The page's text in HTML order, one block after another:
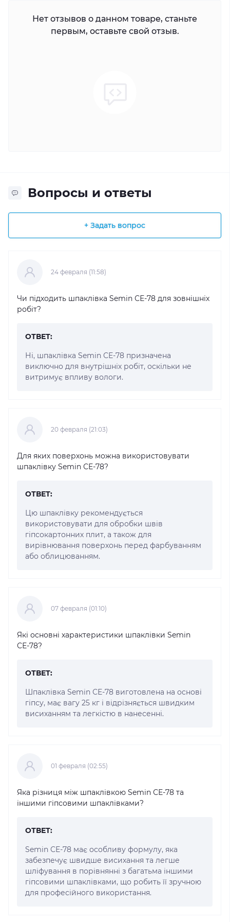
Нет отзывов о данном товаре, станьте
первым, оставьте свой отзыв.
Вопросы и ответы
+ Задать вопрос
24 февраля (11:58)
Чи підходить шпаклівка Semin СЕ-78 для зовнішніх
робіт?
ОТВЕТ:
Ні, шпаклівка Semin СЕ-78 призначена
виключно для внутрішніх робіт, оскільки не
витримує впливу вологи.
20 февраля (21:03)
Для яких поверхонь можна використовувати
шпаклівку Semin СЕ-78?
ОТВЕТ:
Цю шпаклівку рекомендується
використовувати для обробки швів
гіпсокартонних плит, а також для
вирівнювання поверхонь перед фарбуванням
або облицюванням.
07 февраля (01:10)
Які основні характеристики шпаклівки Semin
СЕ-78?
ОТВЕТ:
Шпаклівка Semin СЕ-78 виготовлена на основі
гіпсу, має вагу 25 кг і відрізняється швидким
висиханням та легкістю в нанесенні.
01 февраля (02:55)
Яка різниця між шпаклівкою Semin СЕ-78 та
іншими гіпсовими шпаклівками?
ОТВЕТ:
Semin СЕ-78 має особливу формулу, яка
забезпечує швидше висихання та легше
шліфування в порівнянні з багатьма іншими
гіпсовими шпаклівками, що робить її зручною
для професійного використання.